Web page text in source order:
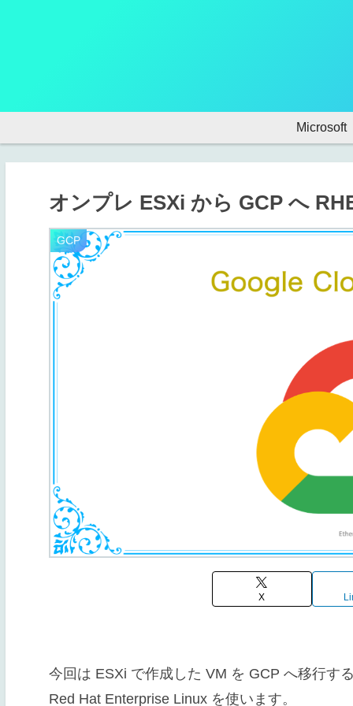
Microsoft
オンプレ ESXi から GCP へ
GCP
X
今回は ESXi で作成した VM を GCP へ移行す
Red Hat Enterprise Linux を使います。